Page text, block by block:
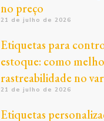
no preço
21 de julho de 2026
Etiquetas para
estoque: como
rastreabilidade no
21 de julho de 2026
Etiquetas